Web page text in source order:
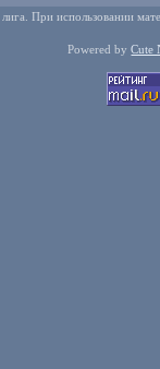
При использовании
Powered by Cute